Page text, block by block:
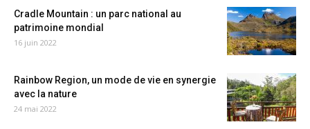
Cradle Mountain : un parc national au
patrimoine mondial
16 juin 2022
Rainbow Region, un mode de vie en synergie
avec la nature
24 mai 2022